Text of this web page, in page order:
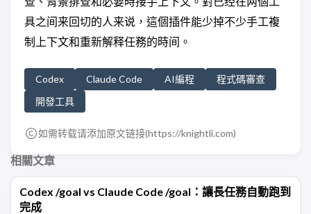
具之间来回切的人来说，這個插件能少掉不少手工複
制上下文和重新解释任務的時间。
Codex Claude Code AI編程
程式碼審查
開發工具
如需转载请添加原文链接(https://knightli.com)
相關文章
Codex /goal vs Claude Code /goal：讓長任務自動跑到
完成